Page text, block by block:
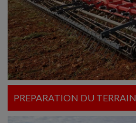
PREPARATION DU TERRAIN